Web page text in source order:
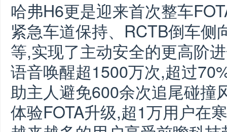
哈弗H6更是迎来首次整车
紧急车道保持、RCTB倒车侧
等,实现了主动安全的更高阶
语音唤醒超1500万次,超过
助主人避免600余次追尾碰撞
体验FOTA升级,超1万用户在